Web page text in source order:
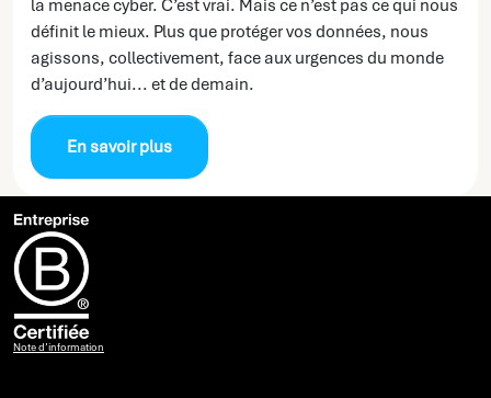
la menace cyber. C’est vrai. Mais ce n’est pas ce qui nous
définit le mieux. Plus que protéger vos données, nous
agissons, collectivement, face aux urgences du monde
d’aujourd’hui... et de demain.
En savoir plus
Note d’information